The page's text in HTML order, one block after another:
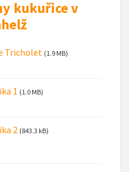
kukuřice v
Tricholet (1.9 MB)
1 (1.0 MB)
2 (843.3 kB)